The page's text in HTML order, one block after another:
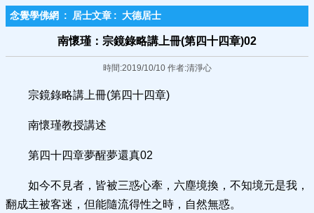
念覺學佛網 : 居士文章 : 大德居士
南懷瑾：宗鏡錄略講上冊(第四十四章)02
時間:2019/10/10 作者:清淨心
宗鏡錄略講上冊(第四十四章)
南懷瑾教授講述
第四十四章夢醒夢還真02
如今不見者，皆被三惑心牽，六塵境換，不知境元是我，
翻成主被客迷，但能隨流得性之時，自然無惑。